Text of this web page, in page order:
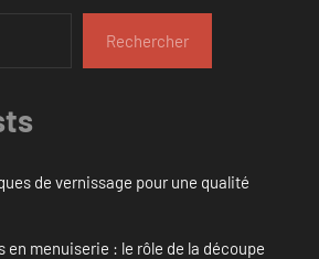
Rechercher
de vernissage pour une qualité
en menuiserie : le rôle de la découpe